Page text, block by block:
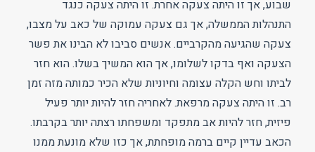
שבוע, אך זו היתה צעקה אחרת. זו היתה צעקה כנגד
התנהלות הממשלה, אך גם צעקה עמוקה של כאב על מצבו,
צעקה שהגיעה מהקרביים. אנשים סביבו לא הבינו את פשר
הצעקה ואף בדקו לשלומו, אך הוא המשיך בשלו. הוא חזר
לביתו וחש הקלה עצומה וחיוניות שלא הכיר כמותה מזה זמן
רב. זו היתה צעקה מרפאת. לאחריה חזר להיות יותר פעיל
פיזית, חזר להיות אב מתפקד ומשפחתו רצתה יותר בקרבתו.
הכאב עדיין קיים ברמה מופחתת, אך כזו שלא מונעת ממנו